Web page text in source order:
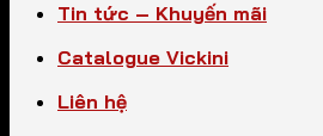
Tin tức – Khuyến mãi
Catalogue Vickini
Liên hệ